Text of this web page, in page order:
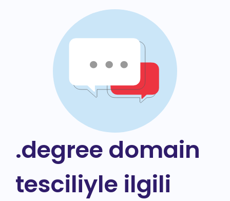
.degree domain
tesciliyle ilgili